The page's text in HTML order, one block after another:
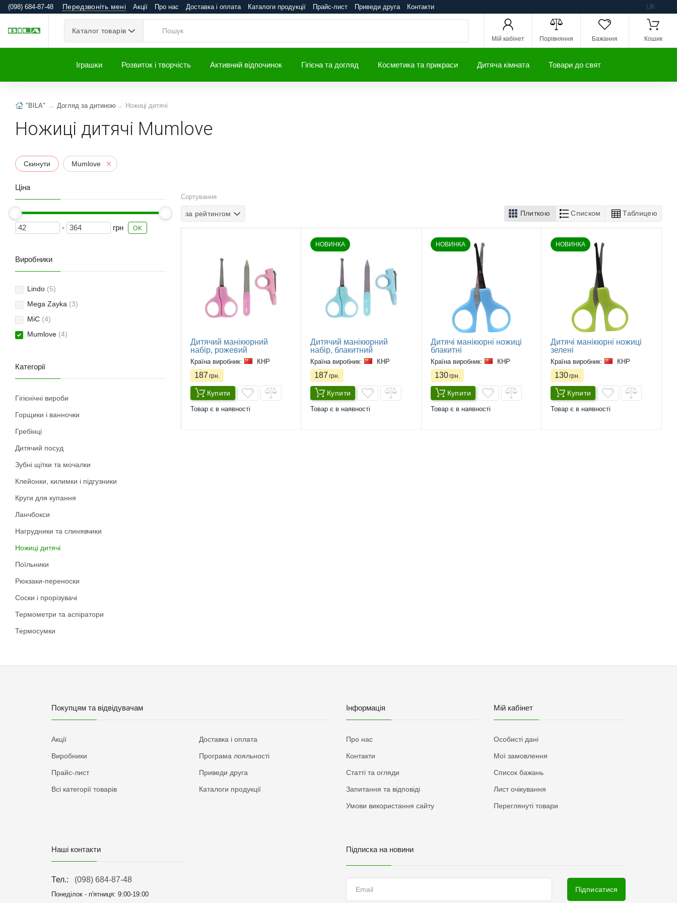
(098) 684-87-48 Передзвоніть мені Акції Про нас Доставка і оплата Каталоги продукції Прайс-лист Приведи друга Контакти UK
Каталог товарів
Мій кабінет Порівняння Бажання Кошик
Іграшки Розвиток і творчість Активний відпочинок Гігієна та догляд Косметика та прикраси Дитяча кімната Товари до свят
"BILA" Догляд за дитиною Ножиці дитячі
Ножиці дитячі Mumlove
Скинути Mumlove
Сортування
за рейтингом Плиткою Списком Таблицею
Дитячий манікюрний
набір, рожевий
Країна виробник: КНР
187 грн.
Купити
Товар є в наявності
НОВИНКА
Дитячий манікюрний
набір, блакитний
Країна виробник: КНР
187 грн.
Купити
Товар є в наявності
НОВИНКА
Дитячі манікюрні ножиці
блакитні
Країна виробник: КНР
130грн.
Купити
Товар є в наявності
НОВИНКА
Дитячі манікюрні ножиці
зелені
Країна виробник: КНР
130грн.
Купити
Товар є в наявності
Ціна
- грн OK
Виробники
Lindo (5)
Mega Zayka (3)
MiC (4)
Mumlove (4)
Категорії
Гігієнічні вироби
Горщики і ванночки
Гребінці
Дитячий посуд
Зубні щітки та мочалки
Клейонки, килимки і підгузники
Круги для купання
Ланчбокси
Нагрудники та слинявчики
Ножиці дитячі
Поїльники
Рюкзаки-переноски
Соски і прорізувачі
Термометри та аспіратори
Термосумки
Покупцям та відвідувачам
Акції
Виробники
Прайс-лист
Всі категорії товарів
Доставка і оплата
Програма лояльності
Приведи друга
Каталоги продукції
Інформація
Про нас
Контакти
Статті та огляди
Запитання та відповіді
Умови використання сайту
Мій кабінет
Особисті дані
Мої замовлення
Список бажань
Лист очікування
Переглянуті товари
Наші контакти
Тел.: (098) 684-87-48
Понеділок - п'ятниця: 9:00-19:00
Підписка на новини
Підписатися